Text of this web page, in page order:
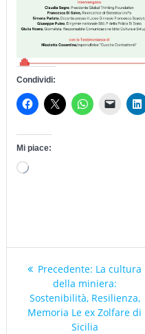
Condividi:
Mi piace:
Caricamento
Navigazione
articoli
Precedente: Articolo
precedente:
La cultura
della miniera:
Sostenibilità, Resilienza,
Memoria Le ex Zolfare di
Sicilia